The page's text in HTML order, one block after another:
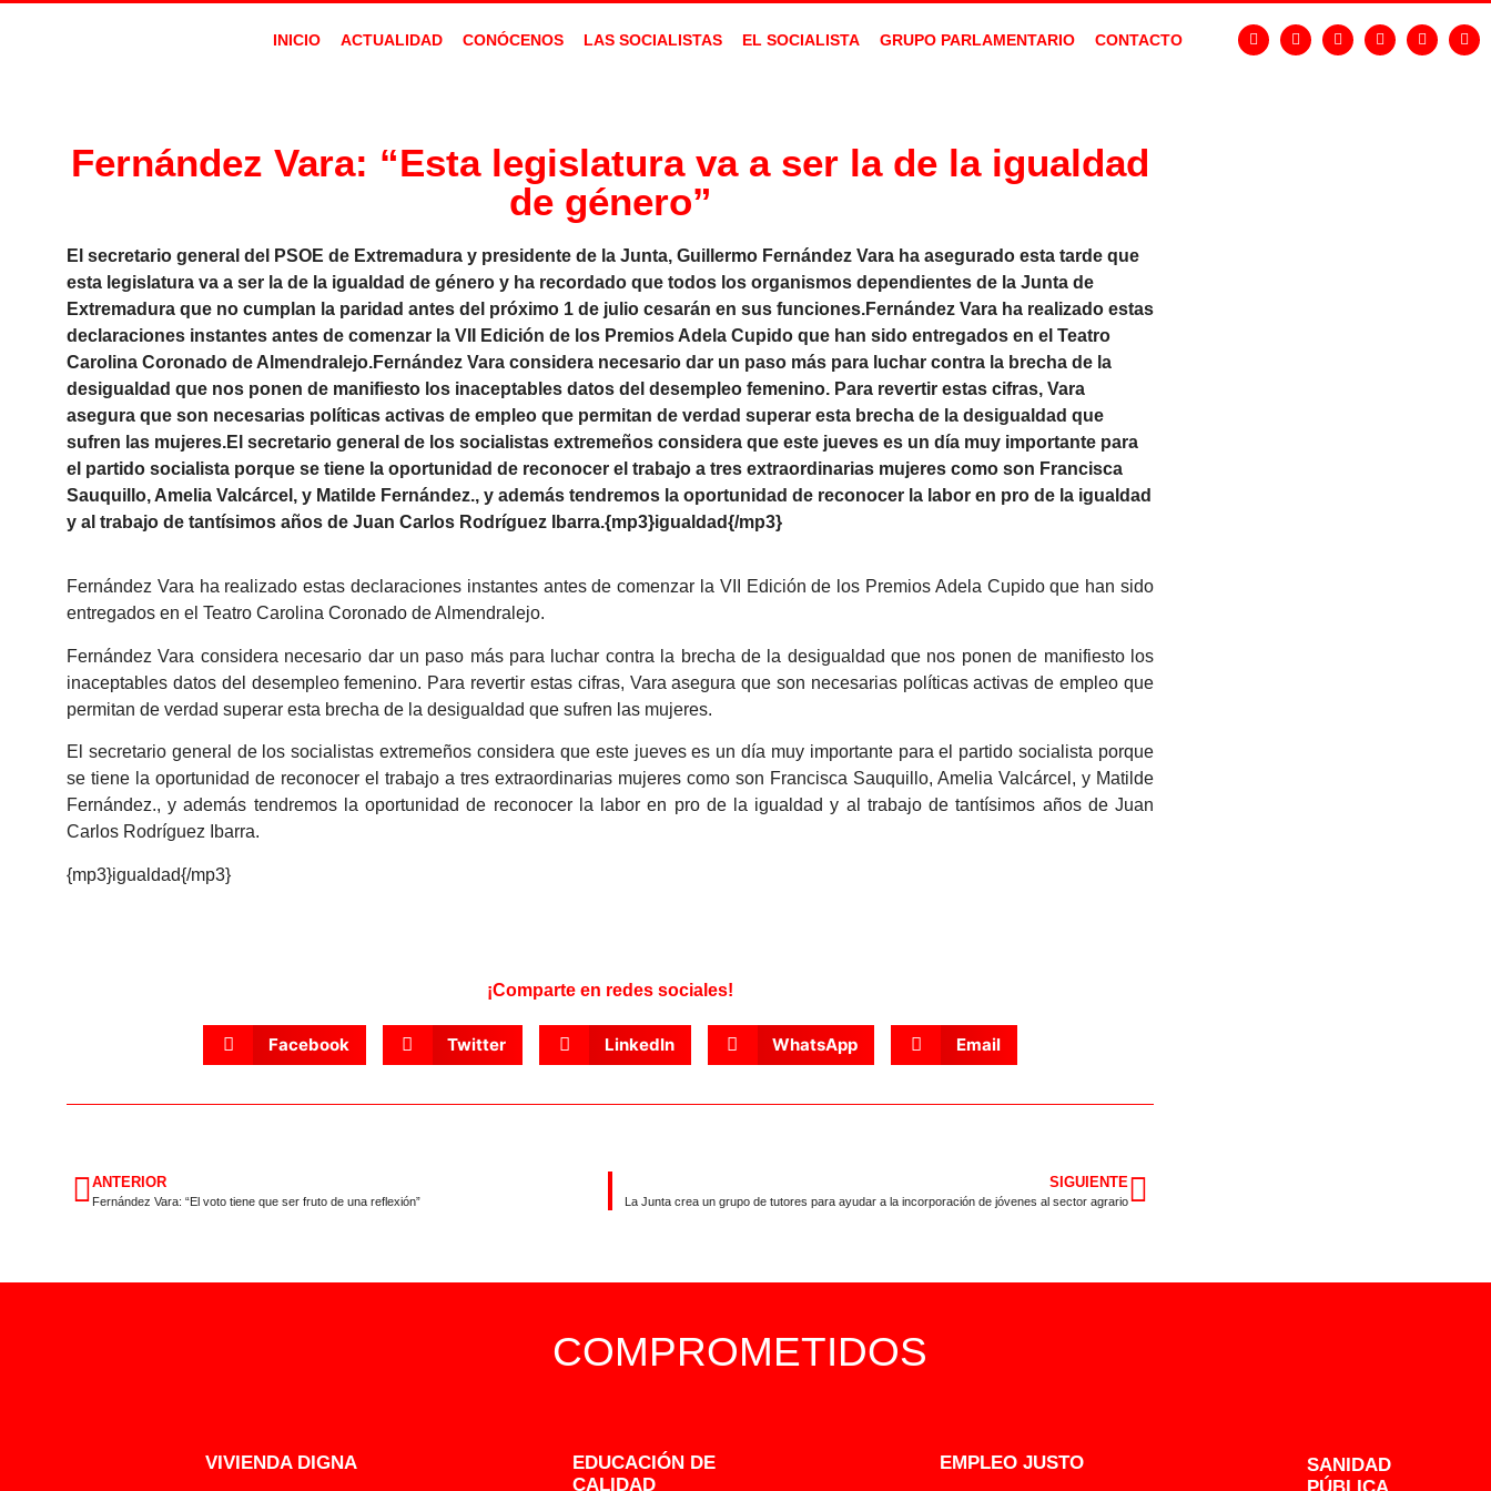
INICIO ACTUALIDAD CONÓCENOS LAS SOCIALISTAS EL SOCIALISTA GRUPO PARLAMENTARIO CONTACTO
Fernández Vara: “Esta legislatura va a ser la de la igualdad
de género”
El secretario general del PSOE de Extremadura y presidente de la Junta, Guillermo Fernández Vara ha asegurado esta tarde que
esta legislatura va a ser la de la igualdad de género y ha recordado que todos los organismos dependientes de la Junta de
Extremadura que no cumplan la paridad antes del próximo 1 de julio cesarán en sus funciones.Fernández Vara ha realizado estas
declaraciones instantes antes de comenzar la VII Edición de los Premios Adela Cupido que han sido entregados en el Teatro
Carolina Coronado de Almendralejo.Fernández Vara considera necesario dar un paso más para luchar contra la brecha de la
desigualdad que nos ponen de manifiesto los inaceptables datos del desempleo femenino. Para revertir estas cifras, Vara
asegura que son necesarias políticas activas de empleo que permitan de verdad superar esta brecha de la desigualdad que
sufren las mujeres.El secretario general de los socialistas extremeños considera que este jueves es un día muy importante para
el partido socialista porque se tiene la oportunidad de reconocer el trabajo a tres extraordinarias mujeres como son Francisca
Sauquillo, Amelia Valcárcel, y Matilde Fernández., y además tendremos la oportunidad de reconocer la labor en pro de la igualdad
y al trabajo de tantísimos años de Juan Carlos Rodríguez Ibarra.{mp3}igualdad{/mp3}
Fernández Vara ha realizado estas declaraciones instantes antes de comenzar la VII Edición de los Premios Adela Cupido que han sido
entregados en el Teatro Carolina Coronado de Almendralejo.
Fernández Vara considera necesario dar un paso más para luchar contra la brecha de la desigualdad que nos ponen de manifiesto los
inaceptables datos del desempleo femenino. Para revertir estas cifras, Vara asegura que son necesarias políticas activas de empleo que
permitan de verdad superar esta brecha de la desigualdad que sufren las mujeres.
El secretario general de los socialistas extremeños considera que este jueves es un día muy importante para el partido socialista porque
se tiene la oportunidad de reconocer el trabajo a tres extraordinarias mujeres como son Francisca Sauquillo, Amelia Valcárcel, y Matilde
Fernández., y además tendremos la oportunidad de reconocer la labor en pro de la igualdad y al trabajo de tantísimos años de Juan
Carlos Rodríguez Ibarra.
{mp3}igualdad{/mp3}
¡Comparte en redes sociales!
Facebook Twitter LinkedIn WhatsApp Email
ANTERIOR
Fernández Vara: “El voto tiene que ser fruto de una reflexión”
SIGUIENTE
La Junta crea un grupo de tutores para ayudar a la incorporación de jóvenes al sector agrario
COMPROMETIDOS
VIVIENDA DIGNA
EDUCACIÓN DE
CALIDAD
EMPLEO JUSTO
SANIDAD
PÚBLICA